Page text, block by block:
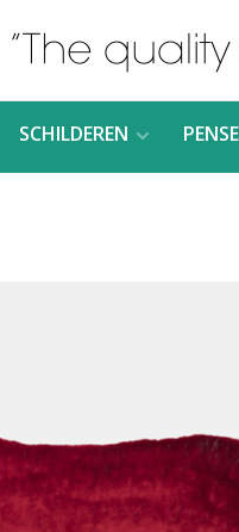
SCHILDEREN